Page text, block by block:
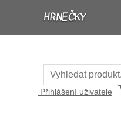
HRNEČKY
Přihlášení uživatele